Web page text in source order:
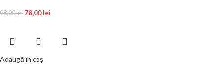
98,00lei 78,00lei
Adaugă în coș